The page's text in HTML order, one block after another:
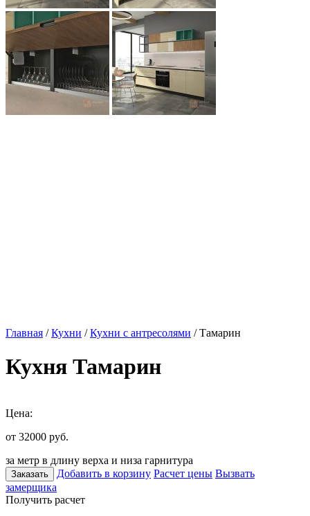
Главная /Кухни /Кухни с антресолями / Тамарин
Кухня Тамарин
Цена:
от 32000 руб.
за метр в длину верха и низа гарнитура
Заказать Добавить в корзину Расчет цены Вызвать
замерщика
Получить расчет